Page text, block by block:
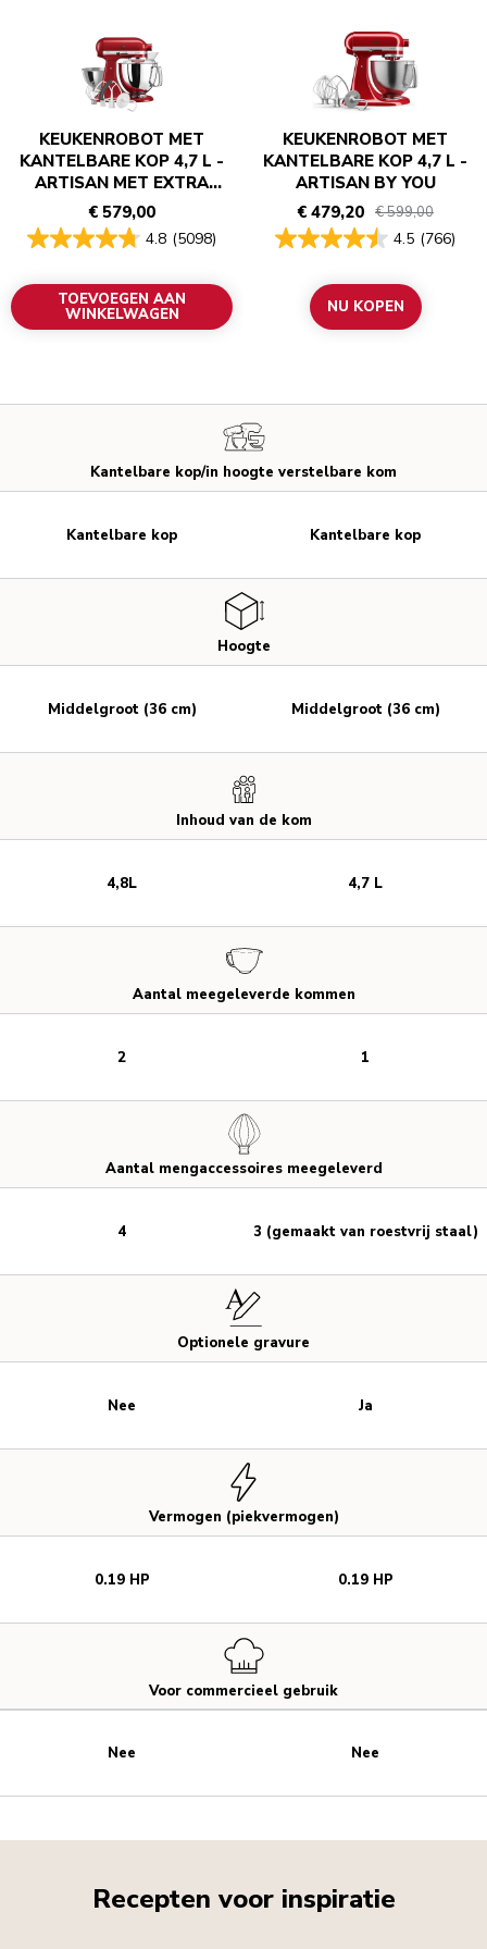
KEUKENROBOT MET
KANTELBARE KOP 4,7 L -
ARTISAN MET EXTRA
ACCESSOIRES
€ 579,00
4.8 (5098)
TOEVOEGEN AAN
WINKELWAGEN
KEUKENROBOT MET
KANTELBARE KOP 4,7 L -
ARTISAN BY YOU
€ 479,20 € 599,00
4.5 (766)
NU KOPEN
Kantelbare kop/in hoogte verstelbare kom
Hoogte
Inhoud van de kom
Aantal meegeleverde kommen
Aantal mengaccessoires meegeleverd
Optionele gravure
Vermogen (piekvermogen)
Voor commercieel gebruik
Kantelbare kop
Middelgroot (36 cm)
4,8L
2
4
Nee
0.19 HP
Nee
Kantelbare kop
Middelgroot (36 cm)
4,7 L
1
3 (gemaakt van roestvrij staal)
Ja
0.19 HP
Nee
Recepten voor inspiratie